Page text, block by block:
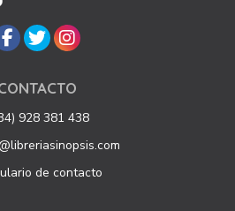
928 381 438
de contacto